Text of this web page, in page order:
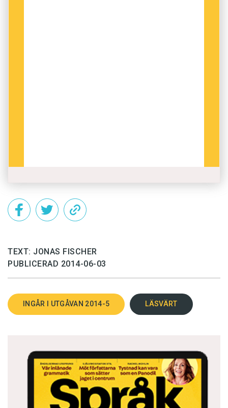
TEXT: JONAS FISCHER
PUBLICERAD 2014-06-03
INGÅR I UTGÅVAN 2014-5 LÄSVÄRT